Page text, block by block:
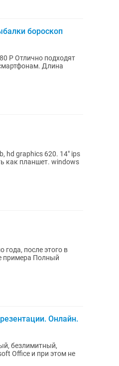
бороскоп
Длина
hd graphics 620. 14" ips
как планшет. windows
после этого в
Полный
Онлайн.
Office и при этом не